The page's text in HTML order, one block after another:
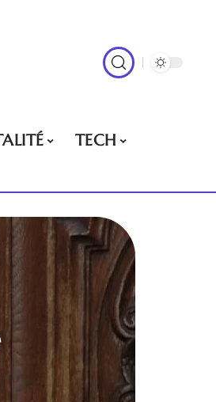
TECH